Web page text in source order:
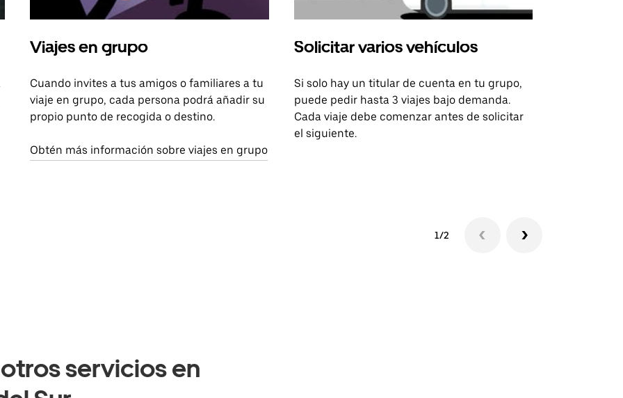
Viajes en grupo
Cuando invites a tus amigos o familiares a tu
viaje en grupo, cada persona podrá añadir su
propio punto de recogida o destino.
Obtén más información sobre viajes en grupo
Solicitar varios vehículos
Si solo hay un titular de cuenta en tu grupo,
puede pedir hasta 3 viajes bajo demanda.
Cada viaje debe comenzar antes de solicitar
el siguiente.
1/2
servicios en